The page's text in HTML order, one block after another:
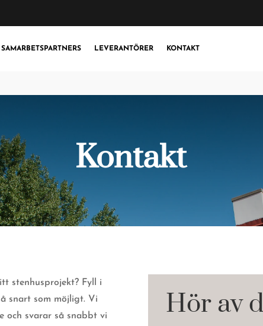
SAMARBETSPARTNERS LEVERANTÖRER KONTAKT
Kontakt
stenhusprojekt? Fyll i
snart som möjligt. Vi
och svarar så snabbt vi
Hör av